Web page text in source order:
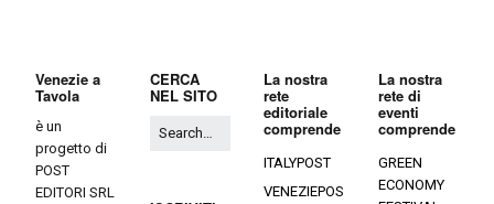
Venezie a
Tavola
è un
progetto di
POST
EDITORI SRL
CERCA
NEL SITO
La nostra
rete
editoriale
comprende
ITALYPOST
VENEZIEPOS
La nostra
rete di
eventi
comprende
GREEN
ECONOMY